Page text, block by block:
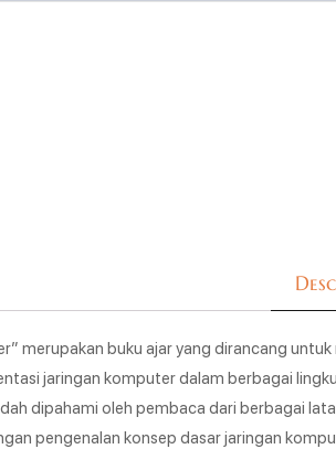
merupakan buku ajar yang dirancang
jaringan komputer dalam berbagai
dipahami oleh pembaca dari berbagai
pengenalan konsep dasar jaringan